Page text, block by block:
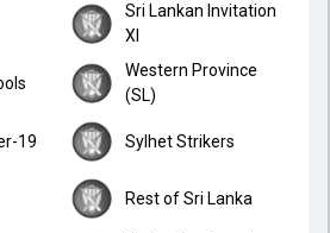
Sri Lankan Invitation
XI
Western Province
(SL)
19 Sylhet Strikers
Rest of Sri Lanka